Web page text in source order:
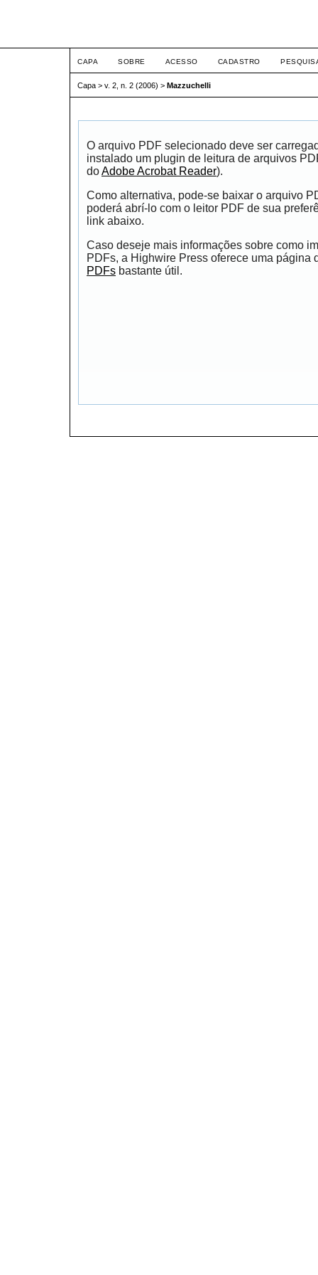
CAPA SOBRE ACESSO CADASTRO
Capa > v. 2, n. 2 (2006) > Mazzuchelli
O arquivo PDF selecionado deve ser
instalado um plugin de leitura de arquivos
doAdobe Acrobat Reader).
Como alternativa, pode-se baixar o arquivo
poderá abrí-lo com o leitor PDF de sua
link abaixo.
Caso deseje mais informações sobre como
PDFs, a Highwire Press oferece uma página
PDFs bastante útil.